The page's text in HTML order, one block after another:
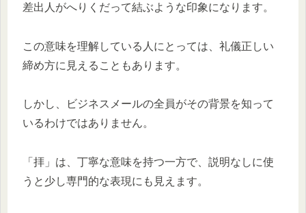
差出人がへりくだって結ぶような印象になります。
この意味を理解している人にとっては、礼儀正しい
締め方に見えることもあります。
しかし、ビジネスメールの全員がその背景を知って
いるわけではありません。
「拝」は、丁寧な意味を持つ一方で、説明なしに使
うと少し専門的な表現にも見えます。